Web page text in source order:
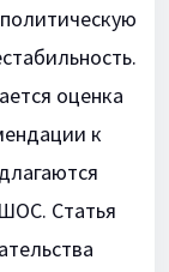
оценка
к
Статья